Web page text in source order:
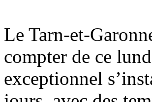
Le Tarn-et-
compter de ce
exceptionnel